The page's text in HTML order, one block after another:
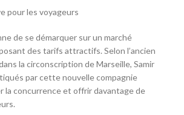
pour les voyageurs
de se démarquer sur un marché
des tarifs attractifs. Selon l’ancien
la circonscription de Marseille, Samir
par cette nouvelle compagnie
la concurrence et offrir davantage de